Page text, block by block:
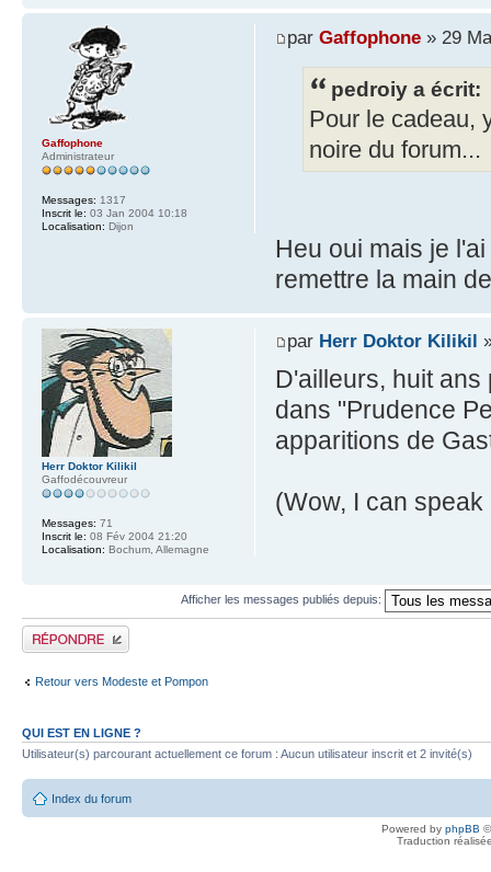
par Gaffophone» 29
pedroiy a écrit:
Pour le cadeau,
noire du forum...
Heu oui mais je
remettre la main
Gaffophone
Administrateur
Messages: 1317
Inscrit le: 03 Jan 2004 10:18
Localisation: Dijon
par Herr Doktor Kilikil
D'ailleurs, huit
dans "Prudence
apparitions de
(Wow, I can
Herr Doktor Kilikil
Gaffodécouvreur
Messages: 71
Inscrit le: 08 Fév 2004 21:20
Localisation: Bochum, Allemagne
Afficher les messages publiés depuis:
Publier une réponse
Retour vers Modeste et Pompon
QUI EST EN LIGNE ?
Utilisateur(s) parcourant actuellement ce forum : Aucun utilisateur inscrit et 2 invité(s)
Index du forum
Powered by phpBB
Traduction